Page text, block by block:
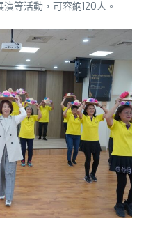
等活動，可容納120人。